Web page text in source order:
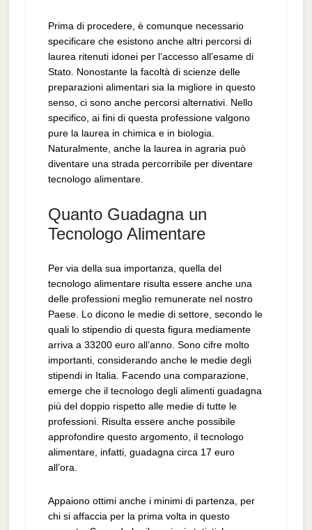
Prima di procedere, è comunque necessario
specificare che esistono anche altri percorsi di
laurea ritenuti idonei per l’accesso all’esame di
Stato. Nonostante la facoltà di scienze delle
preparazioni alimentari sia la migliore in questo
senso, ci sono anche percorsi alternativi. Nello
specifico, ai fini di questa professione valgono
pure la laurea in chimica e in biologia.
Naturalmente, anche la laurea in agraria può
diventare una strada percorribile per diventare
tecnologo alimentare.
Quanto Guadagna un
Tecnologo Alimentare
Per via della sua importanza, quella del
tecnologo alimentare risulta essere anche una
delle professioni meglio remunerate nel nostro
Paese. Lo dicono le medie di settore, secondo le
quali lo stipendio di questa figura mediamente
arriva a 33200 euro all’anno. Sono cifre molto
importanti, considerando anche le medie degli
stipendi in Italia. Facendo una comparazione,
emerge che il tecnologo degli alimenti guadagna
più del doppio rispetto alle medie di tutte le
professioni. Risulta essere anche possibile
approfondire questo argomento, il tecnologo
alimentare, infatti, guadagna circa 17 euro
all’ora.
Appaiono ottimi anche i minimi di partenza, per
chi si affaccia per la prima volta in questo